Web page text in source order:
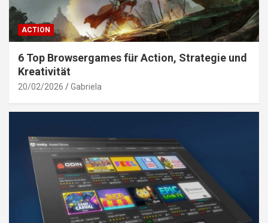
ACTION
6 Top Browsergames für Action, Strategie und
Kreativität
20/02/2026 Gabriela